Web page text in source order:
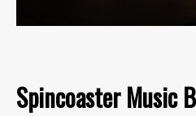
Spincoaster Music